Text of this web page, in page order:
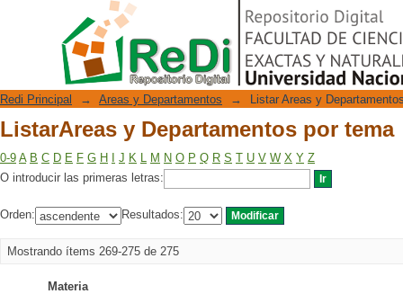
ListarAreas y Departamentos por tema
Repositorio Digital
Redi Principal → Areas y Departamentos → Listar Areas y
ListarAreas y Departamentos por tema
0-9 A B C D E F G H J K L M N O P Q R S T U V W X Y Z
O introducir las primeras letras:
Orden: Resultados:
Mostrando ítems 269-275 de 275
Materia